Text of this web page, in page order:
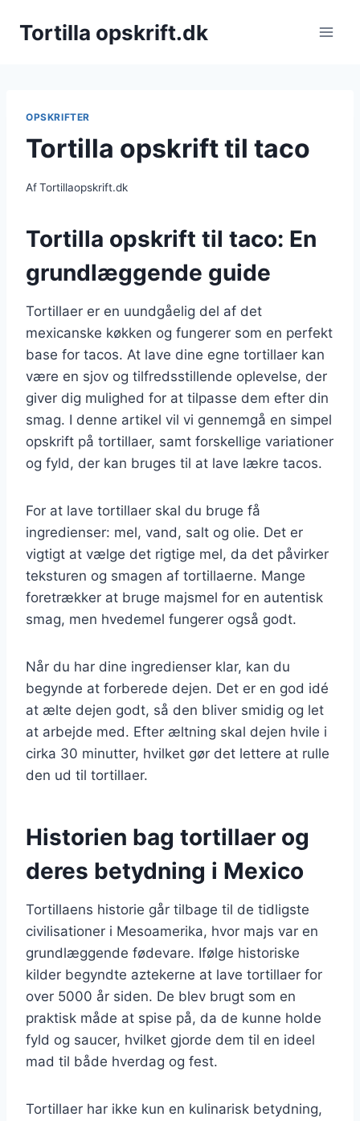
Tortilla opskrift.dk
OPSKRIFTER
Tortilla opskrift til taco
AfTortillaopskrift.dk
Tortilla opskrift til taco: En
grundlæggende guide
Tortillaer er en uundgåelig del af det
mexicanske køkken og fungerer som en perfekt
base for tacos. At lave dine egne tortillaer kan
være en sjov og tilfredsstillende oplevelse, der
giver dig mulighed for at tilpasse dem efter din
smag. I denne artikel vil vi gennemgå en simpel
opskrift på tortillaer, samt forskellige variationer
og fyld, der kan bruges til at lave lækre tacos.
For at lave tortillaer skal du bruge få
ingredienser: mel, vand, salt og olie. Det er
vigtigt at vælge det rigtige mel, da det påvirker
teksturen og smagen af tortillaerne. Mange
foretrækker at bruge majsmel for en autentisk
smag, men hvedemel fungerer også godt.
Når du har dine ingredienser klar, kan du
begynde at forberede dejen. Det er en god idé
at ælte dejen godt, så den bliver smidig og let
at arbejde med. Efter æltning skal dejen hvile i
cirka 30 minutter, hvilket gør det lettere at rulle
den ud til tortillaer.
Historien bag tortillaer og
deres betydning i Mexico
Tortillaens historie går tilbage til de tidligste
civilisationer i Mesoamerika, hvor majs var en
grundlæggende fødevare. Ifølge historiske
kilder begyndte aztekerne at lave tortillaer for
over 5000 år siden. De blev brugt som en
praktisk måde at spise på, da de kunne holde
fyld og saucer, hvilket gjorde dem til en ideel
mad til både hverdag og fest.
Tortillaer har ikke kun en kulinarisk betydning,